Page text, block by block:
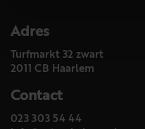
Adres
Turfmarkt 32 zwart
2011 CB Haarlem
Contact
023 303 54 44